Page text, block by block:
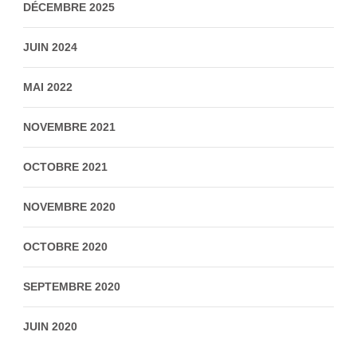
DÉCEMBRE 2025
JUIN 2024
MAI 2022
NOVEMBRE 2021
OCTOBRE 2021
NOVEMBRE 2020
OCTOBRE 2020
SEPTEMBRE 2020
JUIN 2020